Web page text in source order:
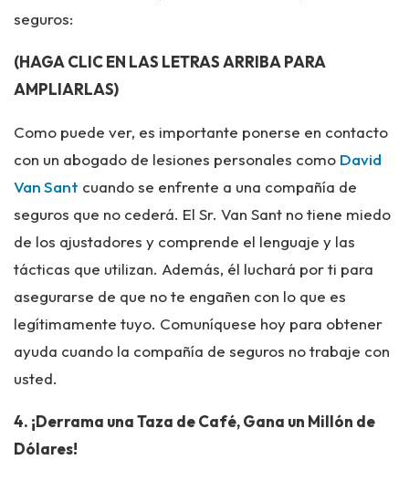
seguros:
(HAGA CLIC EN LAS LETRAS ARRIBA PARA
AMPLIARLAS)
Como puede ver, es importante ponerse en contacto
con un abogado de lesiones personales como David
Van Sant cuando se enfrente a una compañía de
seguros que no cederá. El Sr. Van Sant no tiene miedo
de los ajustadores y comprende el lenguaje y las
tácticas que utilizan. Además, él luchará por ti para
asegurarse de que no te engañen con lo que es
legítimamente tuyo. Comuníquese hoy para obtener
ayuda cuando la compañía de seguros no trabaje con
usted.
4. ¡Derrama una Taza de Café, Gana un Millón de
Dólares!